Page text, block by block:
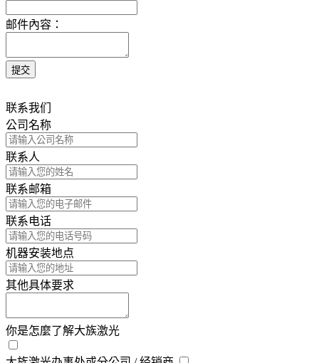
邮件內容：
联系我们
公司名称
联系人
联系邮箱
联系电话
机器安装地点
其他具体要求
你是怎麼了解大族激光